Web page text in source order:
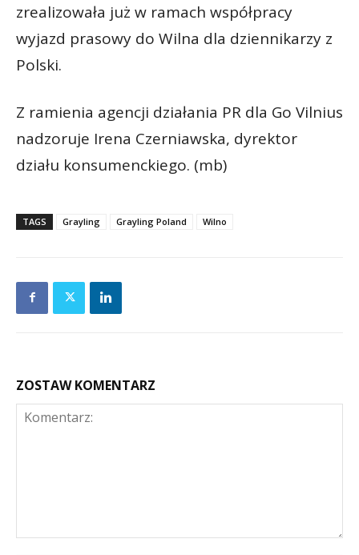
zrealizowała już w ramach współpracy
wyjazd prasowy do Wilna dla dziennikarzy z
Polski.
Z ramienia agencji działania PR dla Go Vilnius
nadzoruje Irena Czerniawska, dyrektor
działu konsumenckiego. (mb)
TAGS Grayling Grayling Poland Wilno
ZOSTAW KOMENTARZ